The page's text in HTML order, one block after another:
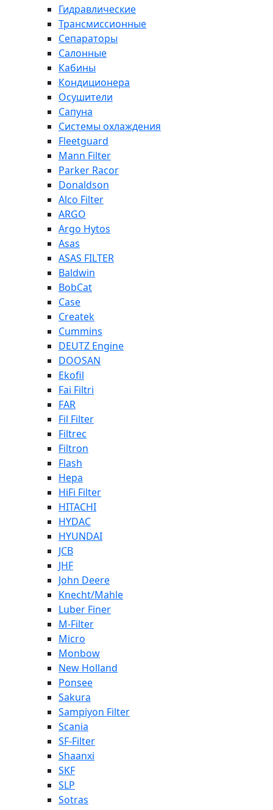
Гидравлические
Трансмиссионные
Сепараторы
Салонные
Кабины
Кондиционера
Осушители
Сапуна
Системы охлаждения
Fleetguard
Mann Filter
Parker Racor
Donaldson
Alco Filter
ARGO
Argo Hytos
Asas
ASAS FILTER
Baldwin
BobCat
Case
Createk
Cummins
DEUTZ Engine
DOOSAN
Ekofil
Fai Filtri
FAR
Fil Filter
Filtrec
Filtron
Flash
Hepa
HiFi Filter
HITACHI
HYDAC
HYUNDAI
JCB
JHF
John Deere
Knecht/Mahle
Luber Finer
M-Filter
Micro
Monbow
New Holland
Ponsee
Sakura
Sampiyon Filter
Scania
SF-Filter
Shaanxi
SKF
SLP
Sotras